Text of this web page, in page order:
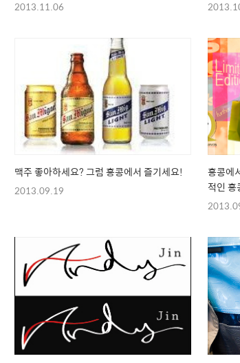
2013.11.06
맥주 좋아하세요? 그럼 홍콩에서 즐기세요!
2013.09.19
홍콩에
적인 홍